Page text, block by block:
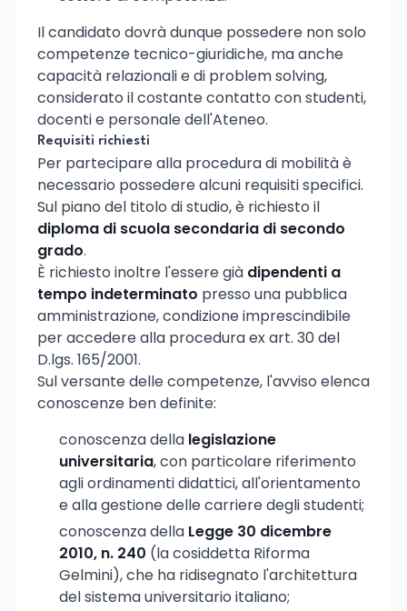
Il candidato dovrà dunque possedere non solo
competenze tecnico-giuridiche, ma anche
capacità relazionali e di problem solving,
considerato il costante contatto con studenti,
docenti e personale dell'Ateneo.
Requisiti richiesti
Per partecipare alla procedura di mobilità è
necessario possedere alcuni requisiti specifici.
Sul piano del titolo di studio, è richiesto il
diploma di scuola secondaria di secondo
grado.
È richiesto inoltre l'essere già dipendenti a
tempo indeterminato presso una pubblica
amministrazione, condizione imprescindibile
per accedere alla procedura ex art. 30 del
D.lgs. 165/2001.
Sul versante delle competenze, l'avviso elenca
conoscenze ben definite:
conoscenza della legislazione
universitaria, con particolare riferimento
agli ordinamenti didattici, all'orientamento
e alla gestione delle carriere degli studenti;
conoscenza della Legge 30 dicembre
2010, n. 240 (la cosiddetta Riforma
Gelmini), che ha ridisegnato l'architettura
del sistema universitario italiano;